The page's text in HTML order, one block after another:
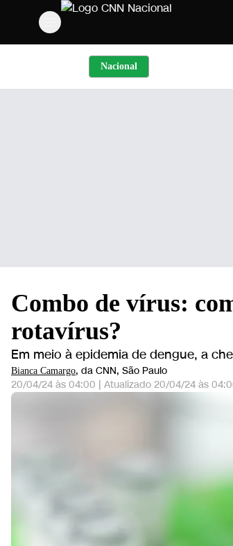
Nacional
Combo de vírus:
rotavírus?
Em meio à epidemia de dengue, a
Bianca Camargo, da CNN, São Paulo
20/04/24 às 04:00 | Atualizado 20/04/24 às